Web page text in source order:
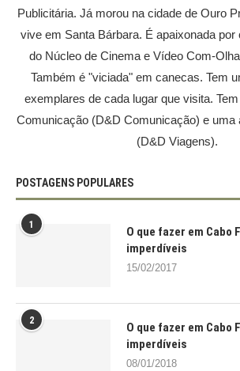
Publicitária. Já morou na cidade de Ouro
vive em Santa Bárbara. É apaixonada por
do Núcleo de Cinema e Vídeo Com-
Também é "viciada" em canecas. Tem
exemplares de cada lugar que visita.
Comunicação (D&D Comunicação) e uma
(D&D Viagens).
POSTAGENS POPULARES
1
O que fazer em Cabo
imperdíveis
15/02/2017
2
O que fazer em Cabo
imperdíveis
08/01/2018